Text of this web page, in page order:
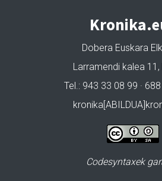
Dobera Euskara
Larramendi kalea 11,
Tel.: 943 33 08 99 ·
Codesyntaxek